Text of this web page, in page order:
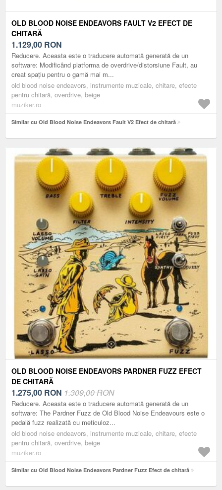
OLD BLOOD NOISE ENDEAVORS FAULT V2 EFECT DE
CHITARĂ
1.129,00 RON
Reducere. Aceasta este o traducere automată generată de un
software: Modificând platforma de overdrive/distorsiune Fault, au
creat spațiu pentru o gamă mai m...
old blood noise endeavors, instrumente muzicale, chitare, efecte
pentru chitară, overdrive, beige
muziker.ro
Similar cu Old Blood Noise Endeavors Fault V2 Efect de chitară
OLD BLOOD NOISE ENDEAVORS PARDNER FUZZ EFECT
DE CHITARĂ
1.275,00 RON 1.309,00 RON
Reducere. Aceasta este o traducere automată generată de un
software: The Pardner Fuzz de Old Blood Noise Endeavours este o
pedală fuzz realizată cu meticuloz...
old blood noise endeavors, instrumente muzicale, chitare, efecte
pentru chitară, overdrive, beige
muziker.ro
Similar cu Old Blood Noise Endeavors Pardner Fuzz Efect de chitară